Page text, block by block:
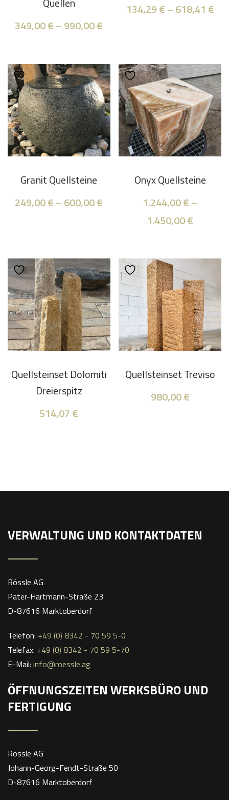
349,00€–990,00€
134,29€–618,41 €
Granit Quellsteine
249,00€–600,00€
Onyx Quellsteine
1.244,00€–
1.450,00€
Quellsteinset Dolomiti
Dreierspitz
514,07 €
Quellsteinset Treviso
980,00€
VERWALTUNG UND KONTAKTDATEN
Rössle AG
Pater-Hartmann-Straße 23
D-87616 Marktoberdorf
Telefon: +49 (0) 8342 - 70 59 5-0
Telefax: +49 (0) 8342 - 70 59 5-70
E-Mail: info@roessle.ag
ÖFFNUNGSZEITEN WERKSBÜRO UND
FERTIGUNG
Rössle AG
Johann-Georg-Fendt-Straße 50
D-87616 Marktoberdorf